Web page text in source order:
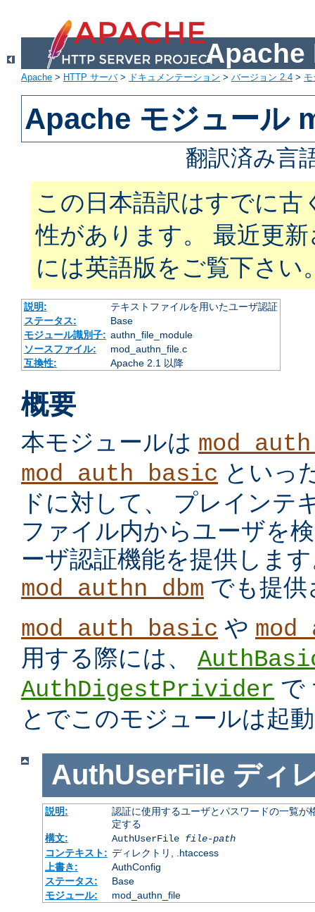
Apache
Apache > HTTP サーバ> ドキュメンテーション > バージョン 2.4 >
Apache モジュール
翻訳済み言
この日本語訳はすでに古
性があります。 最近更
には英語版をご覧下さい
説明:
テキストファイルを用いたユーザ認証
ステータス:
Base
モジュール識別子: authn_file_module
ソースファイル:
mod_authn_file.c
互換性:
Apache 2.1 以降
概要
本モジュールは
mod_auth_basic といっ
ドに対して、 プレインテ
ファイル内からユーザを
ーザ認証機能を提供しま
mod_authn_dbm でも提
mod_auth_basic や
用する際には、
AuthDigestPrivider で
とでこのモジュールは起
AuthUserFile ディ
説明:
認証に使用するユーザとパスワードの一覧
定する
構文:
AuthUserFile file-path
コンテキスト: ディレクトリ, .htaccess
上書き:
AuthConfig
ステータス:
Base
モジュール:
mod_authn_file